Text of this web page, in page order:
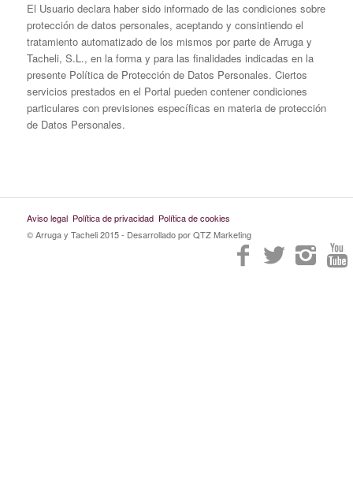
El Usuario declara haber sido informado de las condiciones sobre
protección de datos personales, aceptando y consintiendo el
tratamiento automatizado de los mismos por parte de Arruga y
Tacheli, S.L., en la forma y para las finalidades indicadas en la
presente Política de Protección de Datos Personales. Ciertos
servicios prestados en el Portal pueden contener condiciones
particulares con previsiones específicas en materia de protección
de Datos Personales.
Aviso legal Política de privacidad Política de cookies
© Arruga y Tacheli 2015- Desarrollado por QTZ Marketing